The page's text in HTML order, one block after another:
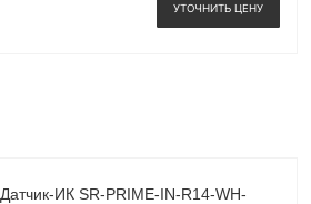
УТОЧНИТЬ ЦЕНУ
Датчик-ИК SR-PRIME-IN-R14-WH-